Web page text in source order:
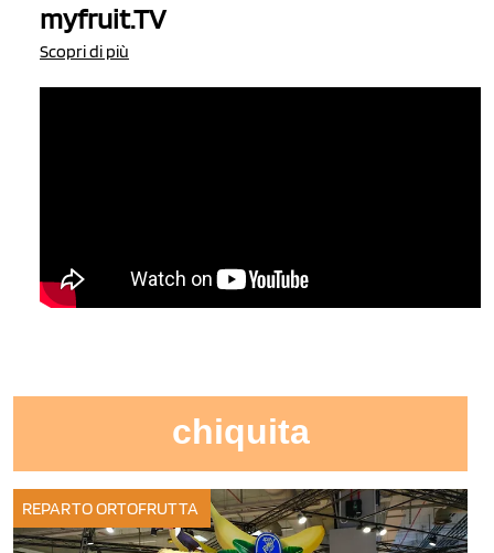
myfruit.TV
Scopri di più
chiquita
REPARTO ORTOFRUTTA